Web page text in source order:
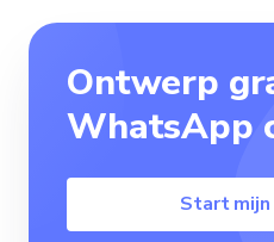
Ontwerp
WhatsApp
Start